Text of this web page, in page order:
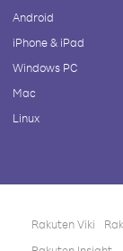
Android
iPhone & iPad
Windows PC
Mac
Linux
Rakuten Viki